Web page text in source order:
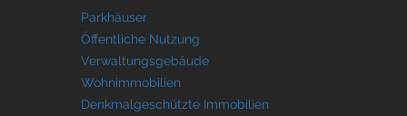
Parkhäuser
Öffentliche Nutzung
Verwaltungsgebäude
Wohnimmobilien
Denkmalgeschützte Immobilien